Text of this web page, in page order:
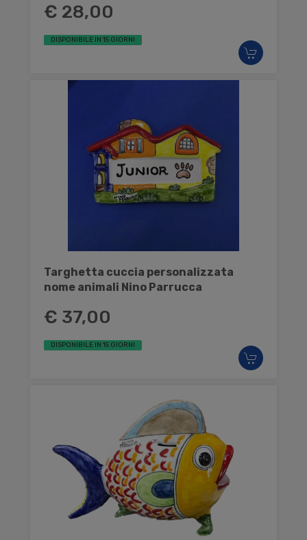
€ 28,00
DISPONIBILE IN 15 GIORNI
Targhetta cuccia personalizzata
nome animali Nino Parrucca
€ 37,00
DISPONIBILE IN 15 GIORNI